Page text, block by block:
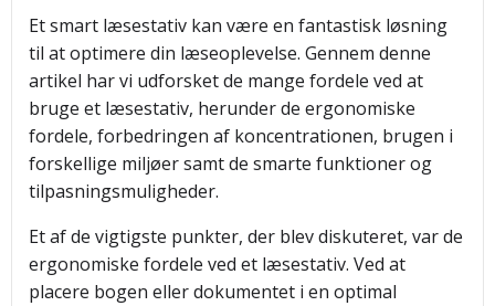
Et smart læsestativ kan være en fantastisk løsning
til at optimere din læseoplevelse. Gennem denne
artikel har vi udforsket de mange fordele ved at
bruge et læsestativ, herunder de ergonomiske
fordele, forbedringen af koncentrationen, brugen i
forskellige miljøer samt de smarte funktioner og
tilpasningsmuligheder.
Et af de vigtigste punkter, der blev diskuteret, var de
ergonomiske fordele ved et læsestativ. Ved at
placere bogen eller dokumentet i en optimal